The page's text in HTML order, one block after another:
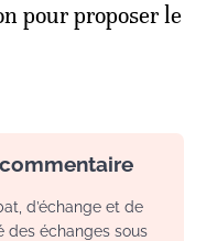
pour proposer le
commentaire
d’échange et de
des échanges sous